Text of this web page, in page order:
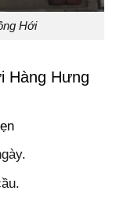
Hới
Hàng Hưng